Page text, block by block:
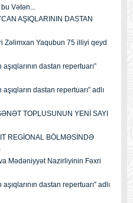
bu Vətən...
AŞIQLARININ DASTAN
Zəlimxan Yaqubun 75 illiyi qeyd
dastan repertuarı”
dastan repertuarı” adlı
TOPLUSUNUN YENİ SAYI
REGİONAL BÖLMƏSİNDƏ
Mədəniyyət Nazirliyinin Fəxri
dastan repertuarı” adlı